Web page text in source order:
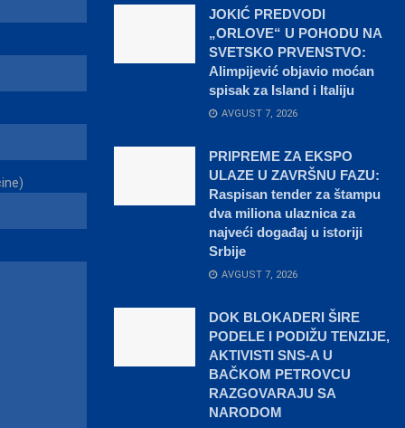
JOKIĆ PREDVODI
„ORLOVE“ U POHODU NA
SVETSKO PRVENSTVO:
Alimpijević objavio moćan
spisak za Island i Italiju
AVGUST 7, 2026
PRIPREME ZA EKSPO
ULAZE U ZAVRŠNU FAZU:
Raspisan tender za štampu
dva miliona ulaznica za
najveći događaj u istoriji
Srbije
AVGUST 7, 2026
DOK BLOKADERI ŠIRE
PODELE I PODIŽU TENZIJE,
AKTIVISTI SNS-A U
BAČKOM PETROVCU
RAZGOVARAJU SA
NARODOM